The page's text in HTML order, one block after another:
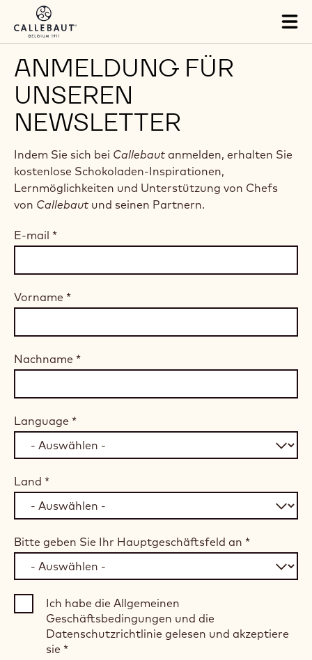
Skip to main content
ANMELDUNG FÜR
UNSEREN
NEWSLETTER
Indem Sie sich bei Callebaut anmelden, erhalten Sie
kostenlose Schokoladen-Inspirationen,
Lernmöglichkeiten und Unterstützung von Chefs
von Callebaut und seinen Partnern.
E-mail *
Vorname *
Nachname *
Language *
Land *
Bitte geben Sie Ihr Hauptgeschäftsfeld an *
Ich habe die Allgemeinen
Geschäftsbedingungen und die
Datenschutzrichtlinie gelesen und akzeptiere
sie *